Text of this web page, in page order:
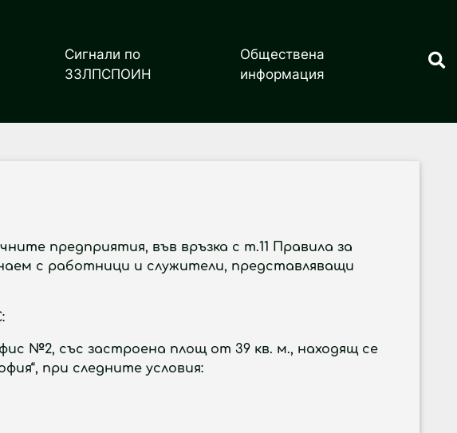
Сигнали по
ЗЗЛПСПОИН
Обществена
информация
предприятия, във връзка с т.11 Правила за
с работници и служители, представляващи
№2, със застроена площ от 39 кв. м., находящ се
при следните условия: